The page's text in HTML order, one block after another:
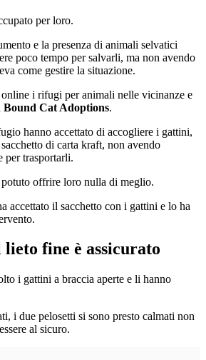
per loro.
e la presenza di animali selvatici
poco tempo per salvarli, ma non avendo
come gestire la situazione.
i rifugi per animali nelle vicinanze e
Bound Cat Adoptions.
hanno accettato di accogliere i gattini,
di carta kraft, non avendo
per trasportarli.
potuto offrire loro nulla di meglio.
accettato il sacchetto con i gattini e lo ha
lieto fine è assicurato
i gattini a braccia aperte e li hanno
i due pelosetti si sono presto calmati non
al sicuro.